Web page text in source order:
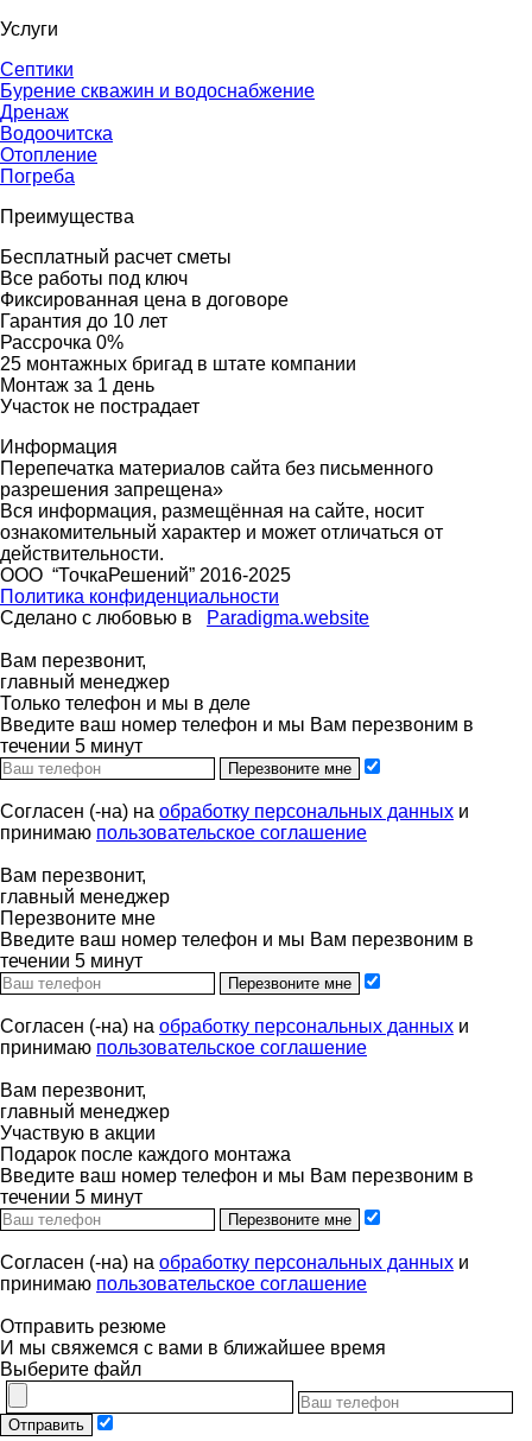
Услуги
Септики
Бурение скважин и водоснабжение
Дренаж
Водоочитска
Отопление
Погреба
Преимущества
Бесплатный расчет сметы
Все работы под ключ
Фиксированная цена в договоре
Гарантия до 10 лет
Рассрочка 0%
25 монтажных бригад в штате компании
Монтаж за 1 день
Участок не пострадает
Информация
Перепечатка материалов сайта без письменного
разрешения запрещена»
Вся информация, размещённая на сайте, носит
ознакомительный характер и может отличаться от
действительности.
ООО “ТочкаРешений” 2016-2025
Политика конфиденциальности
Сделано с любовью в
Paradigma.website
Вам перезвонит,
главный менеджер
Только телефон и мы в деле
Введите ваш номер телефон и мы Вам перезвоним в
течении 5 минут
Перезвоните мне
Согласен (-на) на обработку персональных данных и
принимаю пользовательское соглашение
Вам перезвонит,
главный менеджер
Перезвоните мне
Введите ваш номер телефон и мы Вам перезвоним в
течении 5 минут
Перезвоните мне
Согласен (-на) на обработку персональных данных и
принимаю пользовательское соглашение
Вам перезвонит,
главный менеджер
Участвую в акции
Подарок после каждого монтажа
Введите ваш номер телефон и мы Вам перезвоним в
течении 5 минут
Перезвоните мне
Согласен (-на) на обработку персональных данных и
принимаю пользовательское соглашение
Отправить резюме
И мы свяжемся с вами в ближайшее время
Выберите файл
Отправить